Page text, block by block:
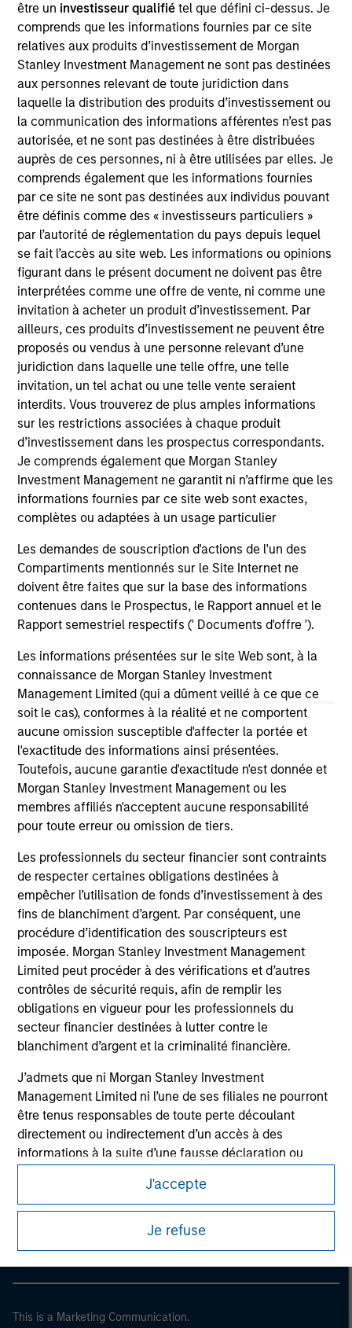
être un investisseur qualifiétel que défini ci-dessus. Je
comprends que les informations fournies par ce site
relatives aux produits d’investissement de Morgan
Stanley Investment Management ne sont pas destinées
aux personnes relevant de toute juridiction dans
laquelle la distribution des produits d’investissement ou
la communication des informations afférentes n’est pas
autorisée, et ne sont pas destinées à être distribuées
auprès de ces personnes, ni à être utilisées par elles. Je
comprends également que les informations fournies
par ce site ne sont pas destinées aux individus pouvant
être définis comme des « investisseurs particuliers »
par l’autorité de réglementation du pays depuis lequel
se fait l’accès au site web. Les informations ou opinions
figurant dans le présent document ne doivent pas être
interprétées comme une offre de vente, ni comme une
invitation à acheter un produit d’investissement. Par
ailleurs, ces produits d’investissement ne peuvent être
proposés ou vendus à une personne relevant d’une
juridiction dans laquelle une telle offre, une telle
invitation, un tel achat ou une telle vente seraient
interdits. Vous trouverez de plus amples informations
sur les restrictions associées à chaque produit
d’investissement dans les prospectus correspondants.
Je comprends également que Morgan Stanley
Investment Management ne garantit ni n’affirme que les
informations fournies par ce site web sont exactes,
complètes ou adaptées à un usage particulier
Les demandes de souscription d'actions de l'un des
Compartiments mentionnés sur le Site Internet ne
doivent être faites que sur la base des informations
contenues dans le Prospectus, le Rapport annuel et le
Rapport semestriel respectifs (' Documents d'offre ').
Les informations présentées sur le site Web sont, à la
connaissance de Morgan Stanley Investment
Management Limited (qui a dûment veillé à ce que ce
soit le cas), conformes à la réalité et ne comportent
aucune omission susceptible d'affecter la portée et
l'exactitude des informations ainsi présentées.
Toutefois, aucune garantie d'exactitude n'est donnée et
Morgan Stanley Investment Management ou les
membres affiliés n'acceptent aucune responsabilité
pour toute erreur ou omission de tiers.
Les professionnels du secteur financier sont contraints
de respecter certaines obligations destinées à
empêcher l’utilisation de fonds d’investissement à des
fins de blanchiment d’argent. Par conséquent, une
procédure d’identification des souscripteurs est
imposée. Morgan Stanley Investment Management
Limited peut procéder à des vérifications et d’autres
contrôles de sécurité requis, afin de remplir les
obligations en vigueur pour les professionnels du
secteur financier destinées à lutter contre le
blanchiment d’argent et la criminalité financière.
J’admets que ni Morgan Stanley Investment
Management Limited ni l’une de ses filiales ne pourront
être tenus responsables de toute perte découlant
directement ou indirectement d’un accès à des
informations à la suite d’une fausse déclaration ou
déclaration, je confirme également accepter
Conditions d’utilisation, que j’ai lues et comprises. Si la
déclaration ci-dessus est correcte, merci de cliquer sur
« J’accepte » ci-dessous pour continuer. Dans le cas
contraire, merci de cliquer sur « Je refuse » pour revenir
à la page d’accueil.
J'accepte
Je refuse
analyst program at J.P. Morgan and also worked in
their Custody & Fund Services group developing PE
carried interest waterfall models. He holds a B.S. in
Business Economics with a concentration in
Finance from SUNY Oneonta.
Team Insights
ALTS IN FOCUS
Private Credit 2026 Midyear Outlook
We believe the current market environment is
becoming more favorable for scaled private
credit lenders as pricing power improves and
financing demand accelerates, driven by
cyclical and secular forces.
16-JUL-2026
May not represent all Team Members.
The information on this page is for informational
purposes only. The information contained herein does
not constitute and should not be construed as an
offering of advisory services or an offer to sell or a
solicitation of an offer to buy any securities in any
jurisdiction in which such offer or solicitation,
purchase or sale would be unlawful under the
securities, insurance or other laws of such jurisdiction.
All investing involves risks, including a loss of principal.
Please refer to the strategy detail page for important
information on the strategy, including additional risk
considerations.
Morgan Stanley Careers
This is a Marketing Communication.